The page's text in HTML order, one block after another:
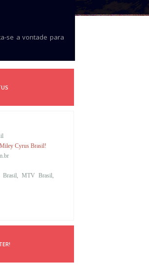
se a vontade para
Cyrus Brasil!
Brasil, MTV Brasil,